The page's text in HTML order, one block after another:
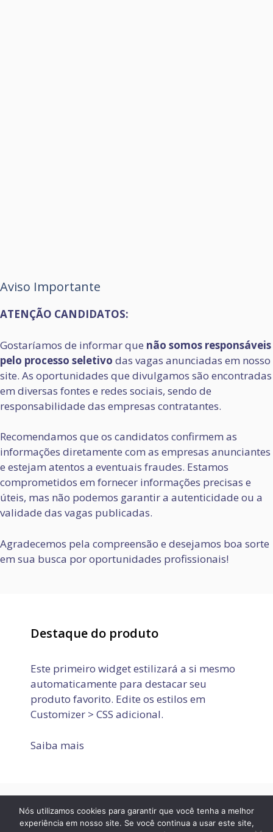
Aviso Importante
ATENÇÃO CANDIDATOS:
Gostaríamos de informar que não somos responsáveis
pelo processo seletivo das vagas anunciadas em nosso
site. As oportunidades que divulgamos são encontradas
em diversas fontes e redes sociais, sendo de
responsabilidade das empresas contratantes.
Recomendamos que os candidatos confirmem as
informações diretamente com as empresas anunciantes
e estejam atentos a eventuais fraudes. Estamos
comprometidos em fornecer informações precisas e
úteis, mas não podemos garantir a autenticidade ou a
validade das vagas publicadas.
Agradecemos pela compreensão e desejamos boa sorte
em sua busca por oportunidades profissionais!
Destaque do produto
Este primeiro widget estilizará a si mesmo
automaticamente para destacar seu
produto favorito. Edite os estilos em
Customizer > CSS adicional.
Saiba mais
Política de Privacidade Termos de Uso Fale conosco
Nós utilizamos cookies para garantir que você tenha a melhor
experiência em nosso site. Se você continua a usar este site,